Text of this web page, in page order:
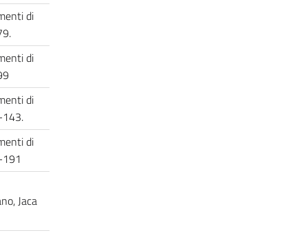
di
di
di
143.
di
Jaca